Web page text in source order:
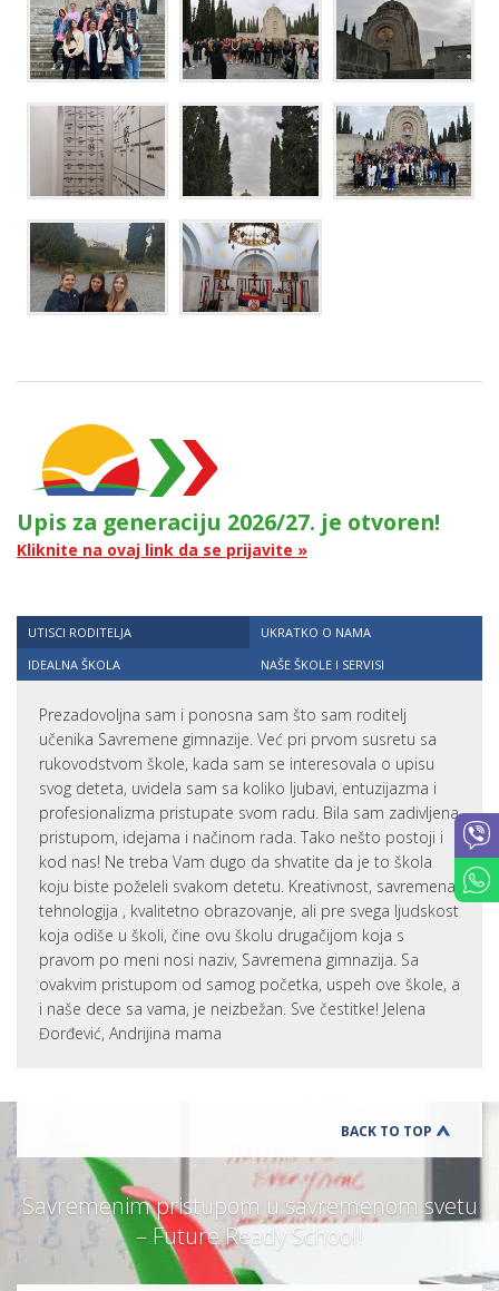
Upis za generaciju 2026/27. je otvoren!
Kliknite na ovaj link da se prijavite »
UTISCI RODITELJA
UKRATKO O NAMA
IDEALNA ŠKOLA
NAŠE ŠKOLE I SERVISI
Prezadovoljna sam i ponosna sam što sam roditelj
učenika Savremene gimnazije. Već pri prvom susretu sa
rukovodstvom škole, kada sam se interesovala o upisu
svog deteta, uvidela sam sa koliko ljubavi, entuzijazma i
profesionalizma pristupate svom radu. Bila sam zadivljena
pristupom, idejama i načinom rada. Tako nešto postoji i
kod nas! Ne treba Vam dugo da shvatite da je to škola
koju biste poželeli svakom detetu. Kreativnost, savremena
tehnologija , kvalitetno obrazovanje, ali pre svega ljudskost
koja odiše u školi, čine ovu školu drugačijom koja s
pravom po meni nosi naziv, Savremena gimnazija. Sa
ovakvim pristupom od samog početka, uspeh ove škole, a
i naše dece sa vama, je neizbežan. Sve čestitke! Jelena
Đorđević, Andrijina mama
BACK TO TOP
Savremenim pristupom u savremenom svetu
– Future Ready School!